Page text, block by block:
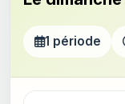
1 période